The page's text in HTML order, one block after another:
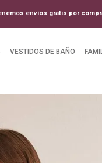
envíos gratis por
VESTIDOS DE BAÑO